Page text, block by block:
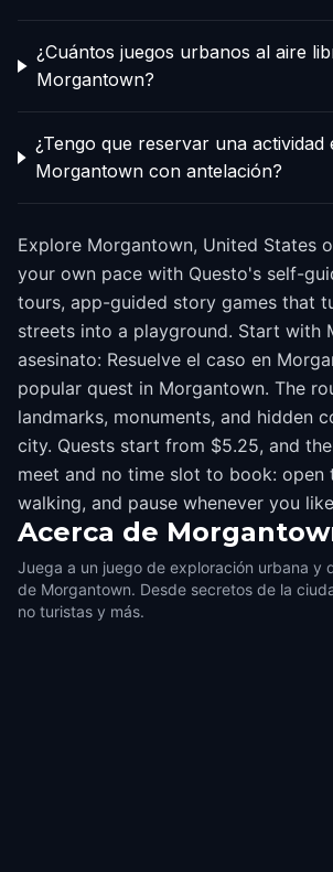
¿Cuántos juegos urbanos al aire
Morgantown?
¿Tengo que reservar una actividad
Morgantown con antelación?
Explore Morgantown, United States
your own pace with Questo's self-
tours, app-guided story games that
streets into a playground. Start with
asesinato: Resuelve el caso en
popular quest in Morgantown. The
landmarks, monuments, and hidden
city. Quests start from $5.25, and
meet and no time slot to book: open
walking, and pause whenever you
Acerca de
Juega a un juego de exploración urbana y
de Morgantown. Desde secretos de la
no turistas y más.